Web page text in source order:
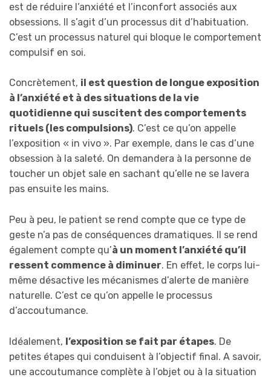
est de réduire l’anxiété et l’inconfort associés aux
obsessions. Il s’agit d’un processus dit d’habituation.
C’est un processus naturel qui bloque le comportement
compulsif en soi.
Concrètement, il est question de longue exposition
à l’anxiété et à des situations de la vie
quotidienne qui suscitent des comportements
rituels (les compulsions). C’est ce qu’on appelle
l’exposition « in vivo ». Par exemple, dans le cas d’une
obsession à la saleté. On demandera à la personne de
toucher un objet sale en sachant qu’elle ne se lavera
pas ensuite les mains.
Peu à peu, le patient se rend compte que ce type de
geste n’a pas de conséquences dramatiques. Il se rend
également compte qu’à un moment l’anxiété qu’il
ressent commence à diminuer. En effet, le corps lui-
même désactive les mécanismes d’alerte de manière
naturelle. C’est ce qu’on appelle le processus
d’accoutumance.
Idéalement, l’exposition se fait par étapes. De
petites étapes qui conduisent à l’objectif final. A savoir,
une accoutumance complète à l’objet ou à la situation